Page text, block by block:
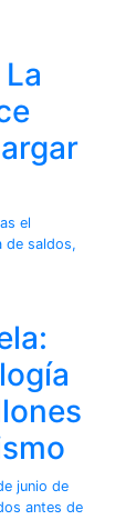
el
de saldos,
junio de
antes de